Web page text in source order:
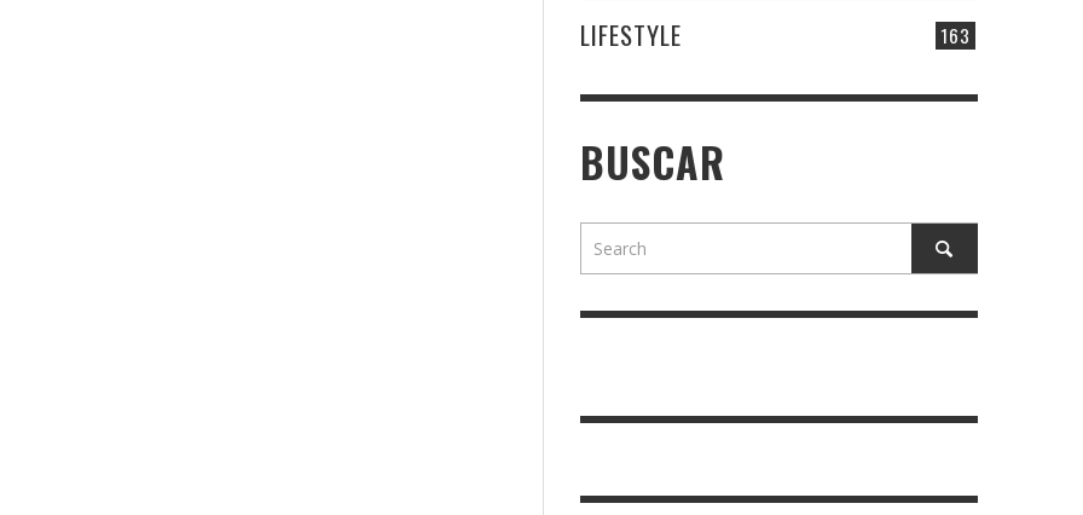
163
LIFESTYLE
BUSCAR